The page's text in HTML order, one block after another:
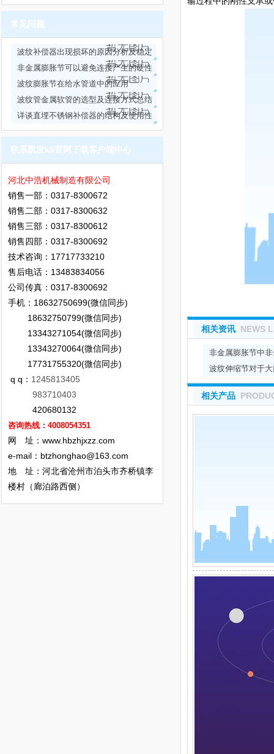
相关资讯 NEWS
非金属膨胀节中
波纹伸缩节对于
相关产品
常见问题
波纹补偿器出现损坏的原因分析及稳定
性试验方法
非金属膨胀节可以避免连接产生的硬性
力传递
波纹膨胀节在给水管道中的应用
波纹管金属软管的选型及连接方式总结
详谈直埋不锈钢补偿器的结构及使用性
能
联系凯发k8官网下载客户端中心
河北中浩机械制造有限公司
销售一部：0317-8300672
销售二部：0317-8300632
销售三部：0317-8300612
销售四部：0317-8300692
技术咨询：17717733210
售后电话：13483834056
公司传真：0317-8300692
手机：18632750699(微信同步)
18632750799(微信同步)
13343271054(微信同步)
13343270064(微信同步)
17731755320(微信同步)
q q： 1245813405
983710403
420680132
咨询热线：4008054351
网 址：www.hbzhjxzz.com
e-mail： btzhonghao@163.com
地 址：河北省沧州市泊头市齐桥镇李
楼村（廊泊路西侧）